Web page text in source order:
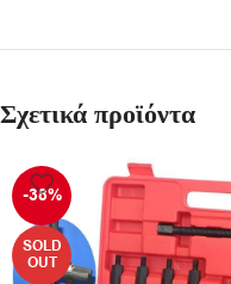
Σχετικά προϊόντα
-38%
SOLD
OUT